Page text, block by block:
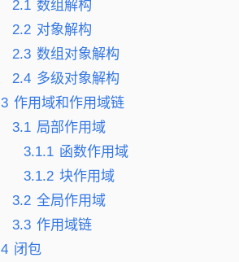
2.1 数组解构
2.2 对象解构
2.3 数组对象解构
2.4 多级对象解构
3 作用域和作用域链
3.1 局部作用域
3.1.1 函数作用域
3.1.2 块作用域
3.2 全局作用域
3.3 作用域链
4 闭包